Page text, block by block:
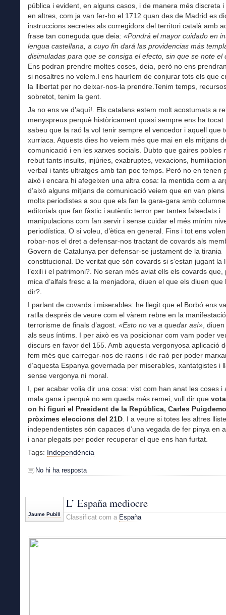
pública i evident, en alguns casos, i de manera més discreta
en altres, com ja van fer-ho el 1712 quan des de Madrid es
instruccions secretes als corregidors del territori català amb
frase tan coneguda que deia: «Pondrá el mayor cuidado en
lengua castellana, a cuyo fin dará las providencias más
disimuladas para que se consiga el efecto, sin que se note el
Ens podran prendre moltes coses, deia,
però no ens
si nosaltres no volem.I ens hauríem de conjurar tots els que
la llibertat per no deixar-nos-la prendre.Tenim temps,
sobretot, tenim la gent.
Ja no ens ve d’aquí!. Els catalans estem molt acostumats a
menyspreus perquè històricament quasi sempre ens ha tocat
sabeu que la raó la vol tenir sempre el vencedor i aquell que
xurriaca. Aquests dies ho veiem més que mai en els mitjans
comunicació i en les xarxes socials. Dubto que gaires pobles
rebut tants insults, injúries, exabruptes, vexacions,
verbal i tants ultratges amb tan poc temps. Però no en tenen
això i encara hi afegeixen una altra cosa: la mentida com a
d’això alguns mitjans de comunicació veiem que en van
molts periodistes a sou que els fan la gara-gara amb
editorials que fan fàstic i autèntic terror per tantes falsedats i
manipulacions com fan servir i sense cuidar el més mínim
periodística. O si voleu, d’ètica en general. Fins i tot ens
robar-nos el dret a defensar-nos tractant de covards als
Govern de Catalunya per defensar-se justament de la tirania
constitucional. De veritat que són covards si s’estan jugant la
l’exili i el patrimoni?. No seran més aviat ells els covards que,
mica d’alfals fresc a la menjadora, diuen el que els diuen que
dir?.
I parlant de covards i miserables: he llegit que el Borbó ens
ratlla després de veure com el vàrem rebre en la
terrorisme de finals d’agost. «Esto no va a quedar así» ,
als seus íntims. I per això es va posicionar com vam poder
discurs en favor del 155. Amb aquesta vergonyosa aplicació
fem més que carregar-nos de raons i de raó per poder
d’aquesta Espanya governada per miserables, xantatgistes i
sense vergonya ni moral.
I, per acabar volia dir una cosa: vist com han anat les coses i
mala gana i perquè no em queda més remei, vull dir que
on hi figuri el President de la República, Carles
pròximes eleccions del 21D . I a veure si totes les altres
independentistes són capaces d’una vegada de fer pinya en
i anar plegats per poder recuperar el que ens han furtat.
Tags: Independència
No hi ha resposta
Jaume Pubill
L’ España mediocre
Classificat com a España